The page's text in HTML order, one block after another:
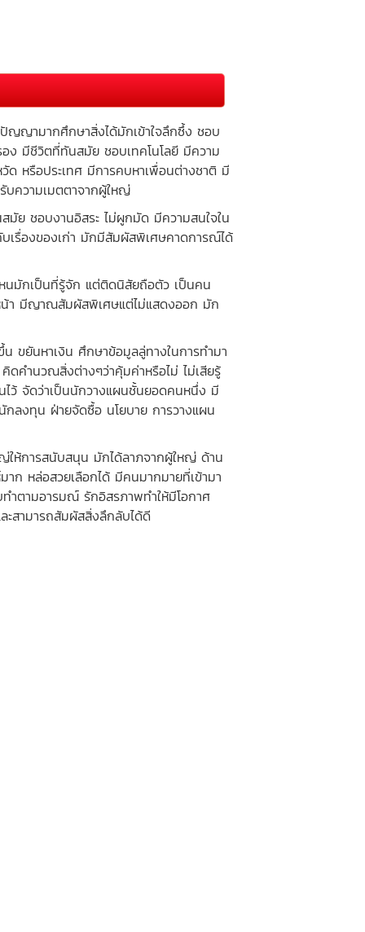
ญามากศึกษาสิ่งได้มักเข้าใจลึกซึ้ง ชอบ
ง มีชีวิตที่ทันสมัย ชอบเทคโนโลยี มีความ
ด หรือประเทศ มีการคบหาเพื่อนต่างชาติ มี
ความเมตตาจากผู้ใหญ่
ชอบงานอิสระ ไม่ผูกมัด มีความสนใจใน
บเรื่องของเก่า มักมีสัมผัสพิเศษคาดการณ์ได้
มักเป็นที่รู้จัก แต่ติดนิสัยถือตัว เป็นคน
า มีญาณสัมผัสพิเศษแต่ไม่แสดงออก มัก
ขยันหาเงิน ศึกษาข้อมูลลู่ทางในการทำมา
ดคำนวณสิ่งต่างๆว่าคุ้มค่าหรือไม่ ไม่เสียรู้
ว้ จัดว่าเป็นนักวางแผนชั้นยอดคนหนึ่ง มี
ลงทุน ฝ่ายจัดซื้อ นโยบาย การวางแผน
ห้การสนับสนุน มักได้ลาภจากผู้ใหญ่ ด้าน
าก หล่อสวยเลือกได้ มีคนมากมายที่เข้ามา
ทำตามอารมณ์ รักอิสรภาพทำให้มีโอกาศ
ะสามารถสัมผัสสิ่งลึกลับได้ดี